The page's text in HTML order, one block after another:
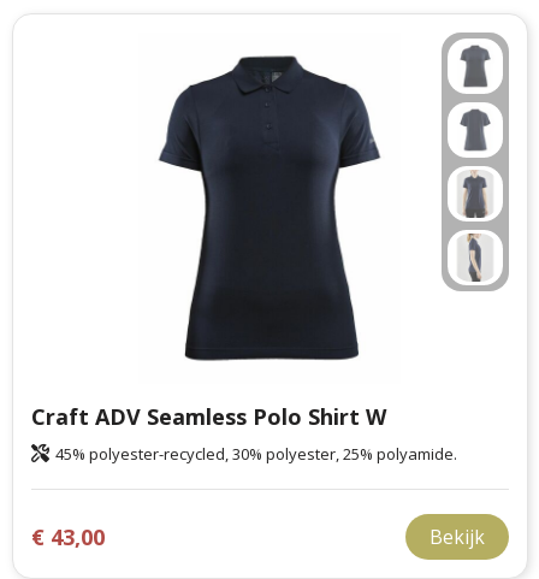
Craft ADV Seamless Polo Shirt W
45% polyester-recycled, 30% polyester, 25% polyamide.
€ 43,00 Bekijk